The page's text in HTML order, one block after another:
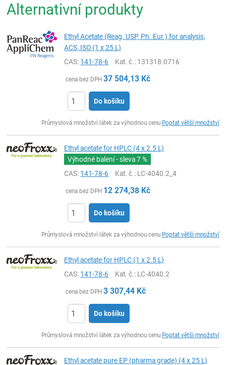
Alternativní produkty
Ethyl Acetate (Reag. USP, Ph. Eur.) for analysis,
ACS, ISO (1 x 25 L)
CAS: 141-78-6 Kat. č.: 131318.0716
cena bez DPH 37 504,13 Kč
Do košíku
Průmyslová množství látek za výhodnou cenu Poptat větší množství
Ethyl acetate for HPLC (4 x 2.5 L)
Výhodné balení - sleva7 %
CAS: 141-78-6 Kat. č.: LC-4040.2_4
cena bez DPH 12 274,38 Kč
Do košíku
Průmyslová množství látek za výhodnou cenu Poptat větší množství
Ethyl acetate for HPLC (1 x 2.5 L)
CAS: 141-78-6 Kat. č.: LC-4040.2
cena bez DPH 3 307,44 Kč
Do košíku
Průmyslová množství látek za výhodnou cenu Poptat větší množství
Ethyl acetate pure EP (pharma grade) (4 x 25 L)